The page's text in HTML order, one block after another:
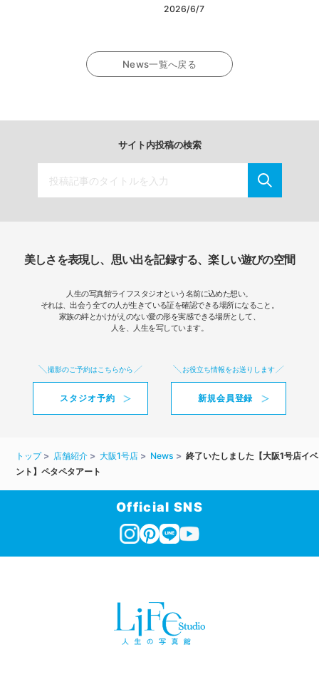
2026/6/7
News一覧へ戻る
サイト内投稿の検索
美しさを表現し、思い出を記録する、楽しい遊びの空間
人生の写真館ライフスタジオという名前に込めた想い。
それは、出会う全ての人が生きている証を確認できる場所になること。
家族の絆とかけがえのない愛の形を実感できる場所として、
人を、人生を写しています。
撮影のご予約はこちらから
スタジオ予約
お役立ち情報をお送りします
新規会員登録
トップ 店舗紹介 大阪1号店 News
終了いたしました【大阪1号店イベ
ント】ペタペタアート
Official SNS